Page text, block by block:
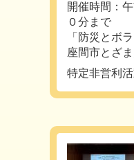
開催時間：
０分まで
「防災とボ
座間市とざ
特定非営利